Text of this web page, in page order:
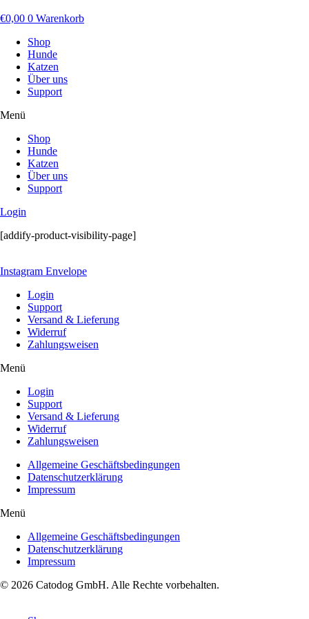
€0,00 0 Warenkorb
Shop
Hunde
Katzen
Über uns
Support
Menü
Shop
Hunde
Katzen
Über uns
Support
Login
[addify-product-visibility-page]
Instagram Envelope
Login
Support
Versand & Lieferung
Widerruf
Zahlungsweisen
Menü
Login
Support
Versand & Lieferung
Widerruf
Zahlungsweisen
Allgemeine Geschäftsbedingungen
Datenschutzerklärung
Impressum
Menü
Allgemeine Geschäftsbedingungen
Datenschutzerklärung
Impressum
© 2026 Catodog GmbH. Alle Rechte vorbehalten.